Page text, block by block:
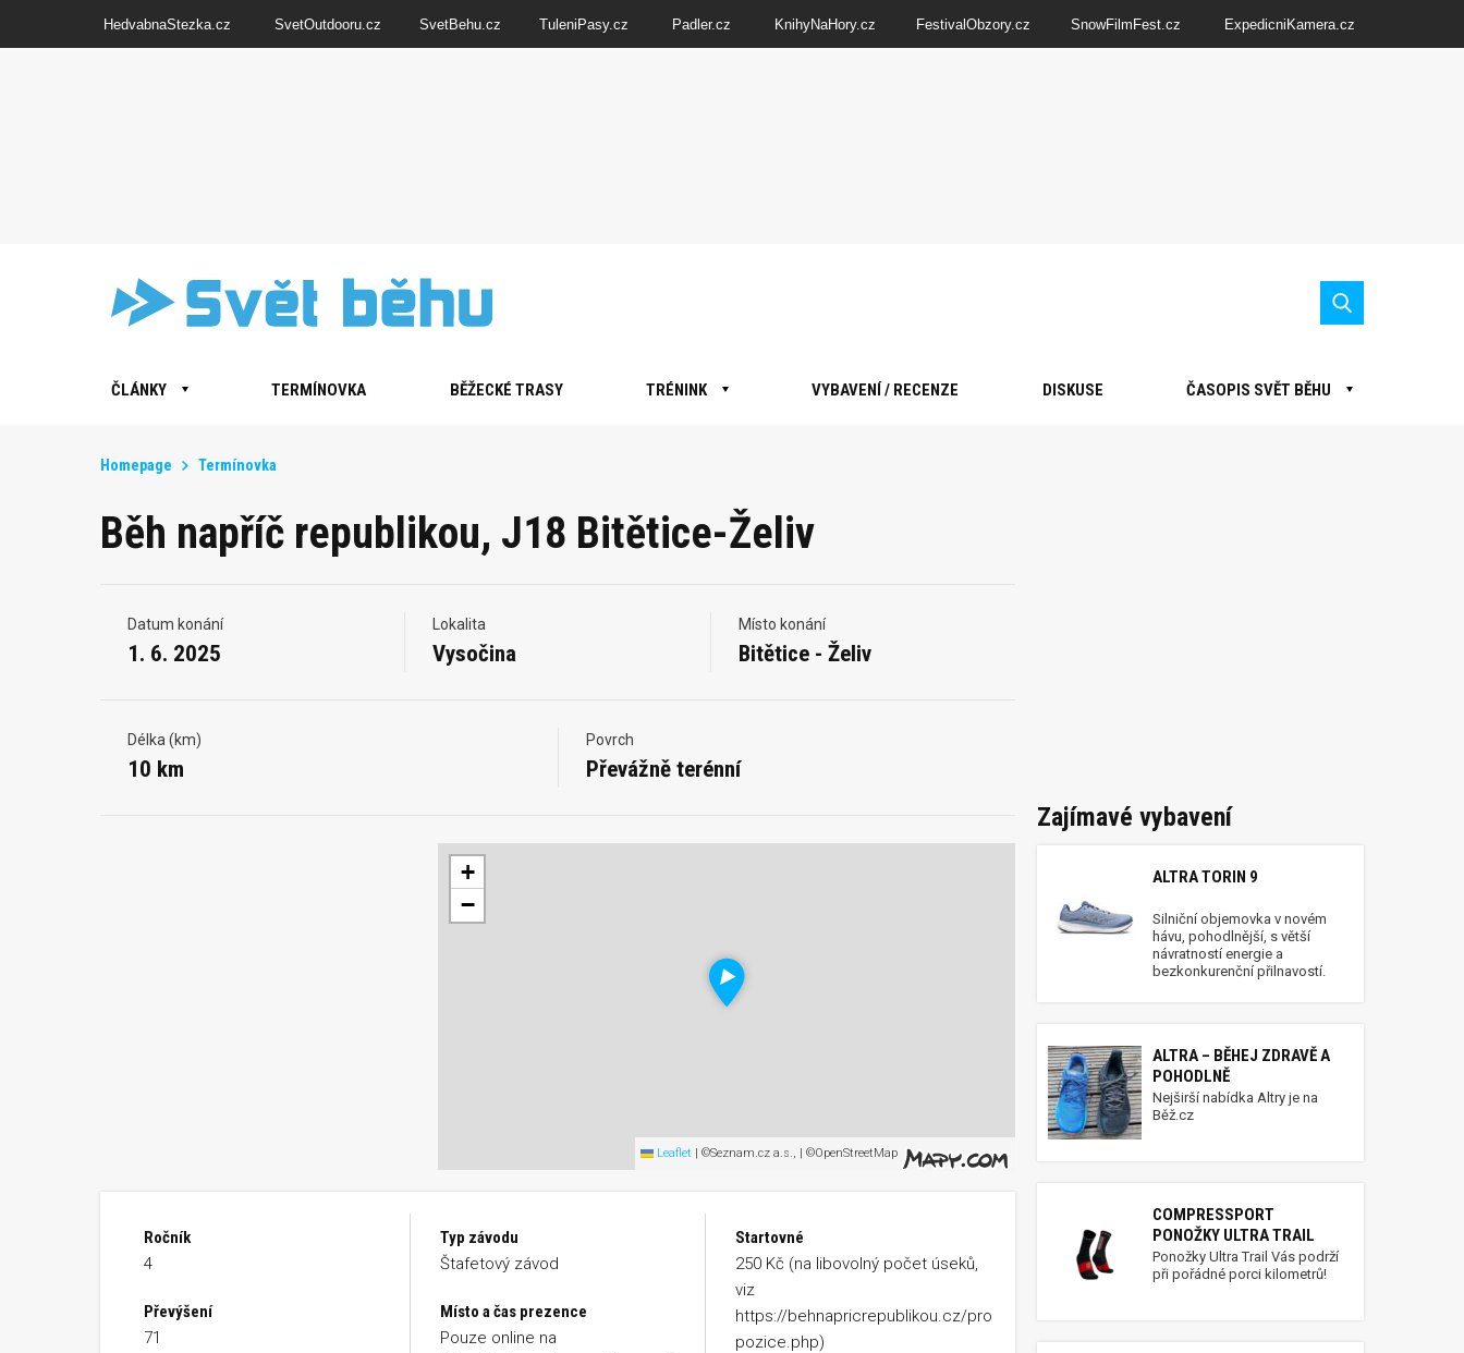
HedvabnaStezka.cz SvetOutdooru.cz SvetBehu.cz TuleniPasy.cz Padler.cz KnihyNaHory.cz FestivalObzory.cz SnowFilmFest.cz ExpedicniKamera.cz
ČLÁNKY TERMÍNOVKA BĚŽECKÉ TRASY TRÉNINK VYBAVENÍ / RECENZE DISKUSE ČASOPIS SVĚT BĚHU
Homepage Termínovka
Běh napříč republikou, J18 Bitětice-Želiv
Datum konání
1. 6. 2025
Lokalita
Vysočina
Místo konání
Bitětice - Želiv
Délka (km)
10 km
Povrch
Převážně terénní
+
−
Leaflet | ©Seznam.cz a.s., | ©OpenStreetMap
Ročník
4
Převýšení
71
Typ závodu
Štafetový závod
Místo a čas prezence
Pouze online na
Startovné
250 Kč (na libovolný počet úseků,
viz
https://behnapricrepublikou.cz/pro
pozice.php)
Zajímavé vybavení
ALTRA TORIN 9
Silniční objemovka v novém
hávu, pohodlnější, s větší
návratností energie a
bezkonkurenční přilnavostí.
ALTRA – BĚHEJ ZDRAVĚ A
POHODLNĚ
Nejširší nabídka Altry je na
Běž.cz
COMPRESSPORT
PONOŽKY ULTRA TRAIL
Ponožky Ultra Trail Vás podrží
při pořádné porci kilometrů!